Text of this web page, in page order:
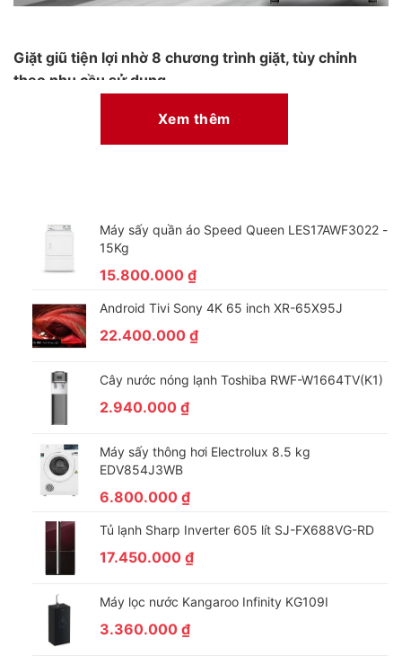
Giặt giũ tiện lợi nhờ 8 chương trình giặt, tùy chỉnh
theo nhu cầu sử dụng
Máy giặt Toshiba Inverter 9.0 kg AW-DK1000FV(KK) được
đã nhớ, vệ sinh lồng giặt (xem chi tiết tại bảng thông số kỹ
thuật). Chương trình giặt đồ mỏng giúp giặt nhẹ nhàng các loại
quần áo dễ hư tổn, bảo vệ quần áo tránh tình trạng sờn rách
Máy giặt hoạt động êm và bền bỉ, tiết kiệm điện nhờ
Máy giặt Toshiba chạy êm và bền hơn nhờ vào được trang bị
Xem thêm
Máy sấy quần áo Speed Queen LES17AWF3022 -
15Kg
15.800.000 ₫
Android Tivi Sony 4K 65 inch XR-65X95J
22.400.000 ₫
Cây nước nóng lạnh Toshiba RWF-W1664TV(K1)
2.940.000 ₫
Máy sấy thông hơi Electrolux 8.5 kg
EDV854J3WB
6.800.000 ₫
Tủ lạnh Sharp Inverter 605 lít SJ-FX688VG-RD
17.450.000 ₫
Máy lọc nước Kangaroo Infinity KG109I
3.360.000 ₫